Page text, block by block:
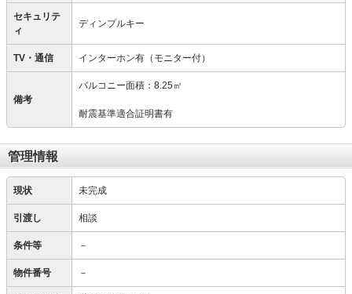
セキュリテ
ィ
ディンプルキー
TV・通信 インターホン有（モニター付）
備考
バルコニー面積：8.25㎡
耐震基準適合証明書有
管理情報
現状 未完成
引渡し 相談
条件等 －
物件番号 －